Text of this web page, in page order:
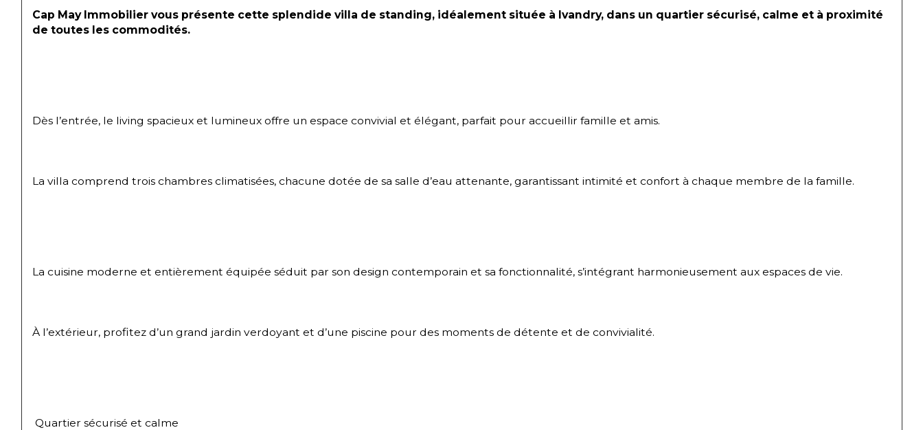
Cap May Immobilier vous présente cette splendide villa de standing, idéalement située à Ivandry, dans un quartier sécurisé, calme et à proximité
de toutes les commodités.
Dès l’entrée, le living spacieux et lumineux offre un espace convivial et élégant, parfait pour accueillir famille et amis.
La villa comprend trois chambres climatisées, chacune dotée de sa salle d’eau attenante, garantissant intimité et confort à chaque membre de la famille.
La cuisine moderne et entièrement équipée séduit par son design contemporain et sa fonctionnalité, s’intégrant harmonieusement aux espaces de vie.
À l’extérieur, profitez d’un grand jardin verdoyant et d’une piscine pour des moments de détente et de convivialité.
Quartier sécurisé et calme